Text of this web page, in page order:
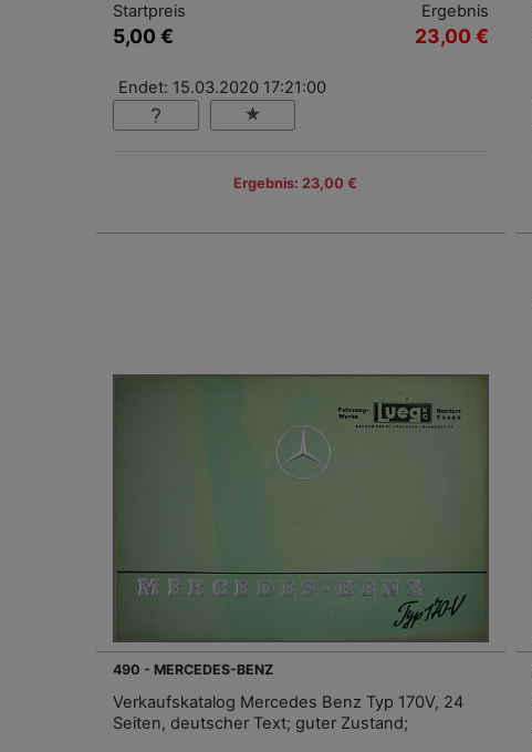
Startpreis
5,00 €
Ergebnis
23,00 €
Endet: 15.03.2020 17:21:00
Ergebnis: 23,00 €
490 - MERCEDES-BENZ
Verkaufskatalog Mercedes Benz Typ 170V, 24
Seiten, deutscher Text; guter Zustand;